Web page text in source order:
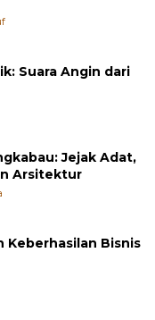
Suara Angin dari
Jejak Adat,
Arsitektur
Keberhasilan Bisnis